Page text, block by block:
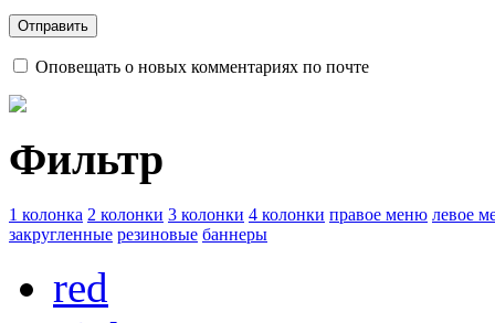
Оповещать о новых комментариях по почте
Фильтр
1 колонка 2 колонки 3 колонки 4 колонки правое меню левое
закругленные резиновые баннеры
red